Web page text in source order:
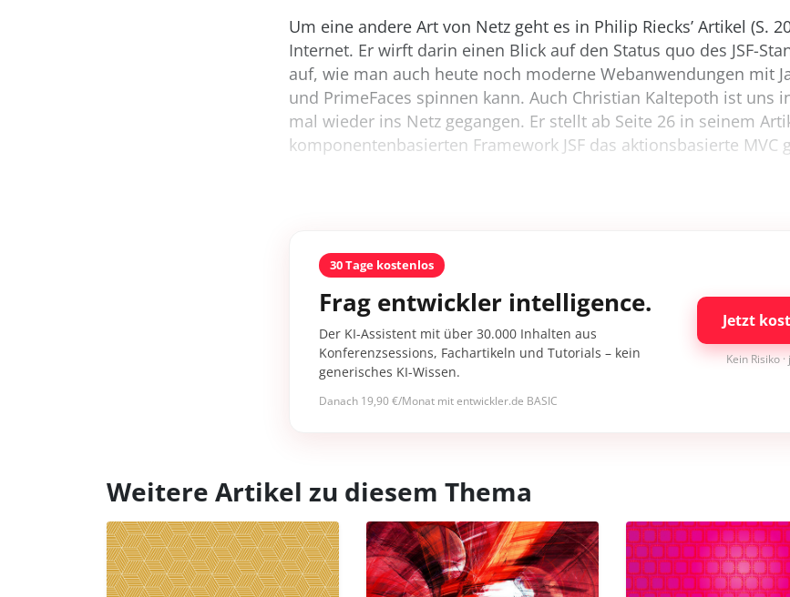
Um eine andere Art von Netz geht es in Philip Riecks’ Artikel (S.
Internet. Er wirft darin einen Blick auf den Status quo des JSF-
auf, wie man auch heute noch moderne Webanwendungen mit
und PrimeFaces spinnen kann. Auch Christian Kaltepoth ist uns
mal wieder ins Netz gegangen. Er stellt ab Seite 26 in seinem
komponentenbasierten Framework JSF das aktionsbasierte MVC
30 Tage kostenlos
Frag entwickler intelligence.
Der KI-Assistent mit über 30.000 Inhalten aus
Konferenzsessions, Fachartikeln und Tutorials – kein
generisches KI-Wissen.
Danach 19,90 €/Monat mit entwickler.de BASIC
Jetzt
Kein Risiko
Weitere Artikel zu diesem Thema